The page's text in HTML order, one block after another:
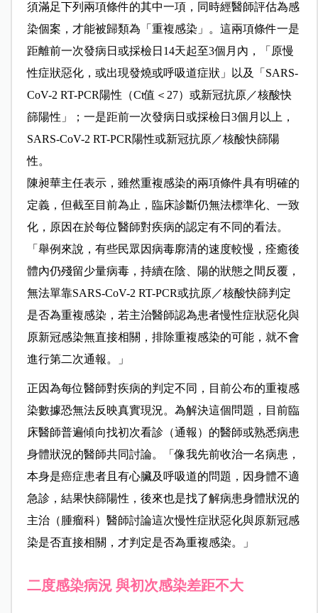
須滿足下列兩項條件的其中一項，同時經醫師評估為感
染個案，才能被歸類為「重複感染」。這兩項條件一是
距離前一次發病日或採檢日14天起至3個月內，「原慢
性症狀惡化，或出現發燒或呼吸道症狀」以及「SARS-
CoV-2 RT-PCR陽性（Ct值＜27）或新冠抗原／核酸快
篩陽性」；一是距前一次發病日或採檢日3個月以上，
SARS-CoV-2 RT-PCR陽性或新冠抗原／核酸快篩陽
性。
陳昶華主任表示，雖然重複感染的兩項條件具有明確的
定義，但截至目前為止，臨床診斷仍無法標準化、一致
化，原因在於每位醫師對疾病的認定有不同的看法。
「舉例來說，有些民眾因病毒廓清的速度較慢，痊癒後
體內仍殘留少量病毒，持續在陰、陽的狀態之間反覆，
無法單靠SARS-CoV-2 RT-PCR或抗原／核酸快篩判定
是否為重複感染，若主治醫師認為患者慢性症狀惡化與
原新冠感染無直接相關，排除重複感染的可能，就不會
進行第二次通報。」
正因為每位醫師對疾病的判定不同，目前公布的重複感
染數據恐無法反映真實現況。為解決這個問題，目前臨
床醫師普遍傾向找初次看診（通報）的醫師或熟悉病患
身體狀況的醫師共同討論。「像我先前收治一名病患，
本身是癌症患者且有心臟及呼吸道的問題，因身體不適
急診，結果快篩陽性，後來也是找了解病患身體狀況的
主治（腫瘤科）醫師討論這次慢性症狀惡化與原新冠感
染是否直接相關，才判定是否為重複感染。」
二度感染病況 與初次感染差距不大